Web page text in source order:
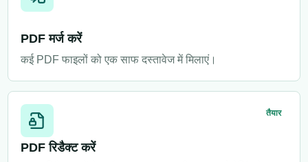
PDF मर्ज करें
कई PDF फाइलों को एक साफ दस्तावेज में मिलाएं।
तैयार
PDF रिडैक्ट करें